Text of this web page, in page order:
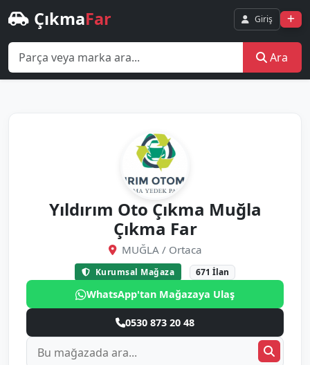
ÇıkmaFar Giriş
Ara
Yıldırım Oto Çıkma Muğla
Çıkma Far
MUĞLA / Ortaca
Kurumsal Mağaza 671 İlan
WhatsApp'tan Mağazaya Ulaş
0530 873 20 48